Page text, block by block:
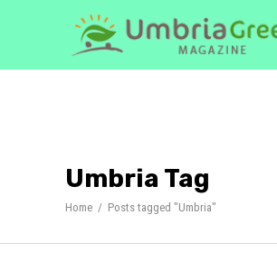
Umbria Tag
Home / Posts tagged "Umbria"